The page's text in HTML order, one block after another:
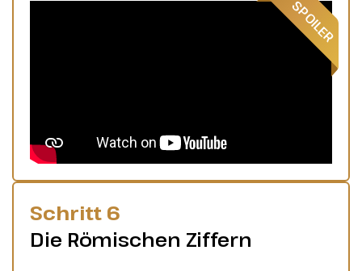
Schritt 6
Die Römischen Ziffern